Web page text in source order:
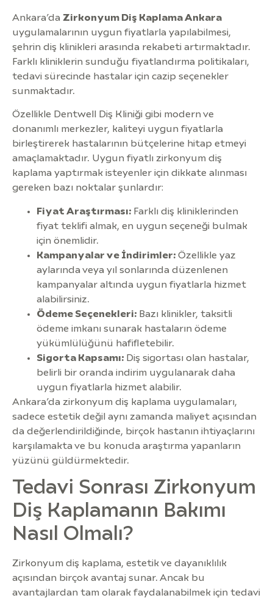
Ankara’da Zirkonyum Diş Kaplama Ankara
uygulamalarının uygun fiyatlarla yapılabilmesi,
şehrin diş klinikleri arasında rekabeti artırmaktadır.
Farklı kliniklerin sunduğu fiyatlandırma politikaları,
tedavi sürecinde hastalar için cazip seçenekler
sunmaktadır.
Özellikle Dentwell Diş Kliniği gibi modern ve
donanımlı merkezler, kaliteyi uygun fiyatlarla
birleştirerek hastalarının bütçelerine hitap etmeyi
amaçlamaktadır. Uygun fiyatlı zirkonyum diş
kaplama yaptırmak isteyenler için dikkate alınması
gereken bazı noktalar şunlardır:
Fiyat Araştırması: Farklı diş kliniklerinden
fiyat teklifi almak, en uygun seçeneği bulmak
için önemlidir.
Kampanyalar ve İndirimler: Özellikle yaz
aylarında veya yıl sonlarında düzenlenen
kampanyalar altında uygun fiyatlarla hizmet
alabilirsiniz.
Ödeme Seçenekleri: Bazı klinikler, taksitli
ödeme imkanı sunarak hastaların ödeme
yükümlülüğünü hafifletebilir.
Sigorta Kapsamı: Diş sigortası olan hastalar,
belirli bir oranda indirim uygulanarak daha
uygun fiyatlarla hizmet alabilir.
Ankara’da zirkonyum diş kaplama uygulamaları,
sadece estetik değil aynı zamanda maliyet açısından
da değerlendirildiğinde, birçok hastanın ihtiyaçlarını
karşılamakta ve bu konuda araştırma yapanların
yüzünü güldürmektedir.
Tedavi Sonrası Zirkonyum
Diş Kaplamanın Bakımı
Nasıl Olmalı?
Zirkonyum diş kaplama, estetik ve dayanıklılık
açısından birçok avantaj sunar. Ancak bu
avantajlardan tam olarak faydalanabilmek için tedavi